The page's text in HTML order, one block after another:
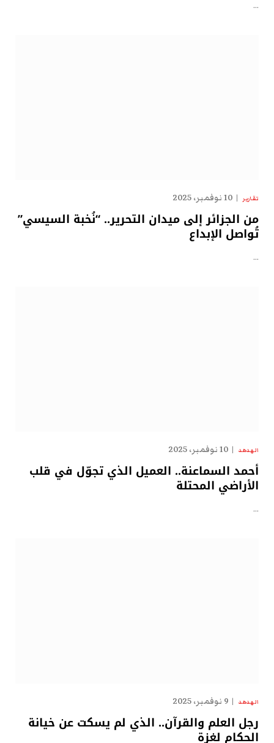
…
تقارير 10 نوفمبر، 2025
من الجزائر إلى ميدان التحرير.. “نُخبة السيسي”
تُواصل الإبداع
…
الهدهد 10 نوفمبر، 2025
أحمد السماعنة.. العميل الذي تجوّل في قلب
الأراضي المحتلة
…
الهدهد 9 نوفمبر، 2025
رجل العلم والقرآن.. الذي لم يسكت عن خيانة
الحكام لغزة